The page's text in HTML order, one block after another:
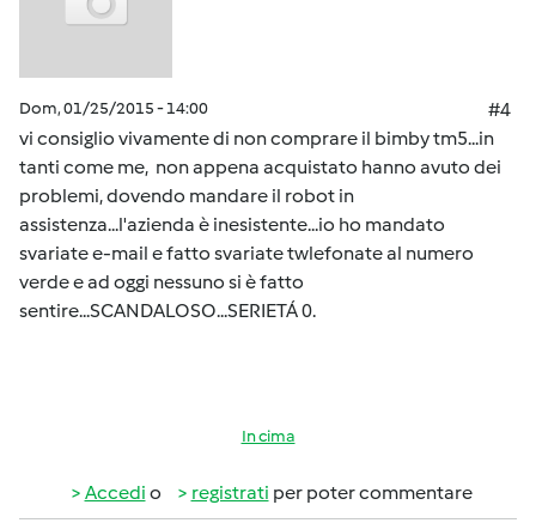
Dom, 01/25/2015 - 14:00
#4
vi consiglio vivamente di non comprare il bimby tm5...in
tanti come me, non appena acquistato hanno avuto dei
problemi, dovendo mandare il robot in
assistenza...l'azienda è inesistente...io ho mandato
svariate e-mail e fatto svariate twlefonate al numero
verde e ad oggi nessuno si è fatto
sentire...SCANDALOSO...SERIETÁ 0.
In cima
Accedi o registrati per poter commentare